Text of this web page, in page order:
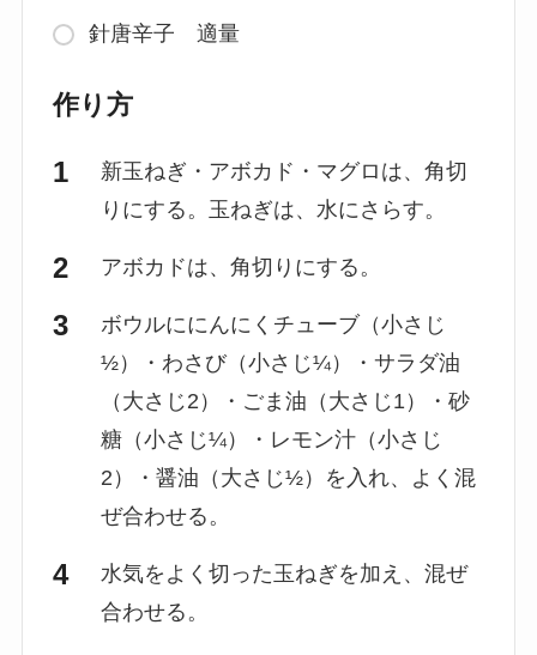
針唐辛子 適量
作り方
新玉ねぎ・アボカド・マグロは、角切
りにする。玉ねぎは、水にさらす。
アボカドは、角切りにする。
ボウルににんにくチューブ（小さじ
½）・わさび（小さじ¼）・サラダ油
（大さじ2）・ごま油（大さじ1）・砂
糖（小さじ¼）・レモン汁（小さじ
2）・醤油（大さじ½）を入れ、よく混
ぜ合わせる。
水気をよく切った玉ねぎを加え、混ぜ
合わせる。